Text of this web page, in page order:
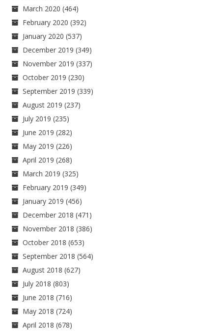
March 2020 (464)
February 2020 (392)
January 2020 (537)
December 2019 (349)
November 2019 (337)
October 2019 (230)
September 2019 (339)
August 2019 (237)
July 2019 (235)
June 2019 (282)
May 2019 (226)
April 2019 (268)
March 2019 (325)
February 2019 (349)
January 2019 (456)
December 2018 (471)
November 2018 (386)
October 2018 (653)
September 2018 (564)
August 2018 (627)
July 2018 (803)
June 2018 (716)
May 2018 (724)
April 2018 (678)